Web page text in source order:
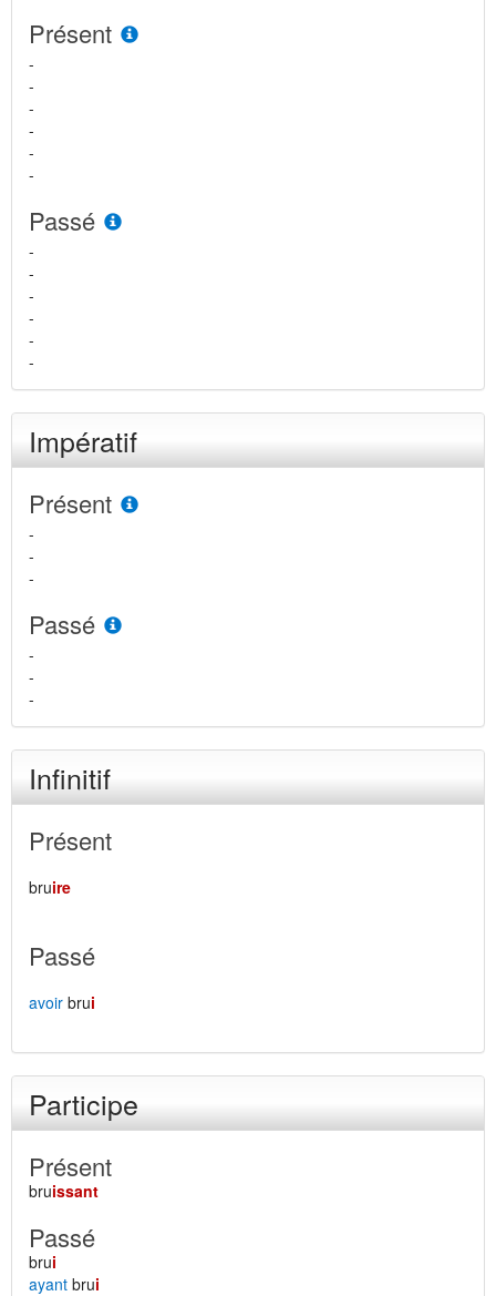
Présent
-
-
-
-
-
-
Passé
-
-
-
-
-
-
Impératif
Présent
-
-
-
Passé
-
-
-
Infinitif
Présent
bruire
Passé
avoir brui
Participe
Présent
bruissant
Passé
brui
ayant brui